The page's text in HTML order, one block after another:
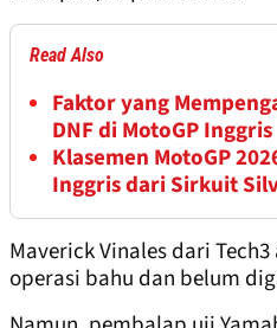
Read Also
Faktor yang
DNF di MotoGP Inggris
Klasemen MotoGP
Inggris dari Sirkuit
Maverick Vinales dari
operasi bahu dan belum